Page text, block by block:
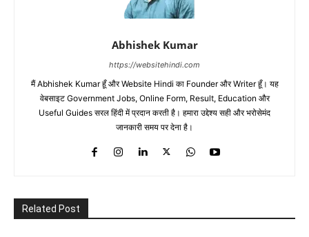
Abhishek Kumar
https://websitehindi.com
मैं Abhishek Kumar हूँ और Website Hindi का Founder और Writer हूँ। यह
वेबसाइट Government Jobs, Online Form, Result, Education और
Useful Guides सरल हिंदी में प्रदान करती है। हमारा उद्देश्य सही और भरोसेमंद
जानकारी समय पर देना है।
Related Post